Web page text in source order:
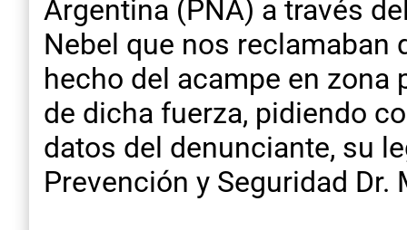
Argentina (PNA) a través
Nebel que nos reclamaban
hecho del acampe en
de dicha fuerza, pidiendo
datos del denunciante, su
Prevención y Seguridad Dr.